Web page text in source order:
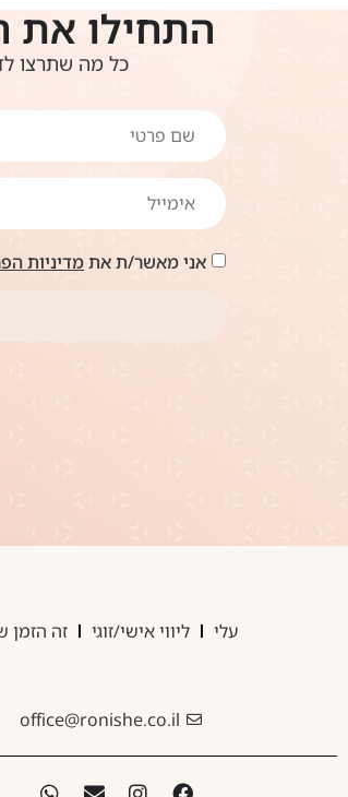
התחילו את
כל מה שתרצו
אני מאשר/ת אתמדיניות
עלי ליווי אישי/זוגי זה הזמן
office@ronishe.co.il